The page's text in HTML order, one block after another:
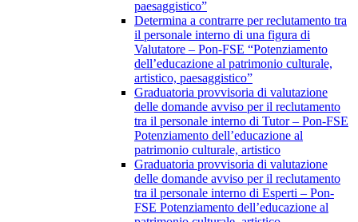
paesaggistico”
Determina a contrarre per reclutamento tra
il personale interno di una figura di
Valutatore – Pon-FSE “Potenziamento
dell’educazione al patrimonio culturale,
artistico, paesaggistico”
Graduatoria provvisoria di valutazione
delle domande avviso per il reclutamento
tra il personale interno di Tutor – Pon-FSE
Potenziamento dell’educazione al
patrimonio culturale, artistico
Graduatoria provvisoria di valutazione
delle domande avviso per il reclutamento
tra il personale interno di Esperti – Pon-
FSE Potenziamento dell’educazione al